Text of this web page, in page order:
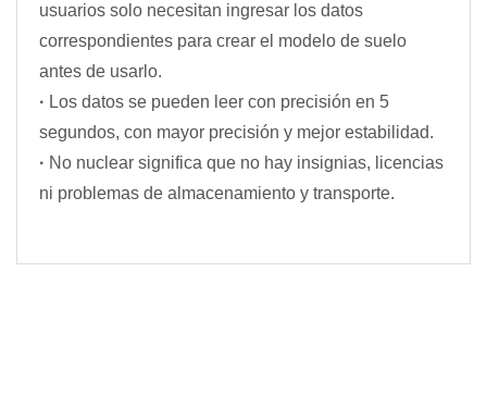
usuarios solo necesitan ingresar los datos
correspondientes para crear el modelo de suelo
antes de usarlo.
· Los datos se pueden leer con precisión en 5
segundos, con mayor precisión y mejor estabilidad.
· No nuclear significa que no hay insignias, licencias
ni problemas de almacenamiento y transporte.